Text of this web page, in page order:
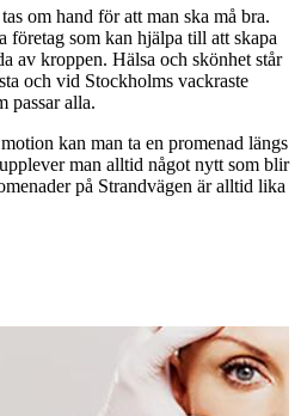
om hand för att man ska må bra.
företag som kan hjälpa till att skapa
av kroppen. Hälsa och skönhet står
och vid Stockholms vackraste
passar alla.
kan man ta en promenad längs
man alltid något nytt som blir
på Strandvägen är alltid lika